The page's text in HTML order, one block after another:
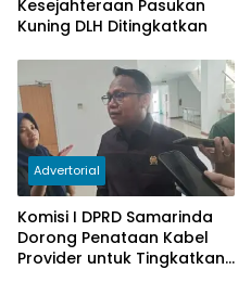
Kesejahteraan Pasukan
Kuning DLH Ditingkatkan
Advertorial
Komisi I DPRD Samarinda
Dorong Penataan Kabel
Provider untuk Tingkatkan